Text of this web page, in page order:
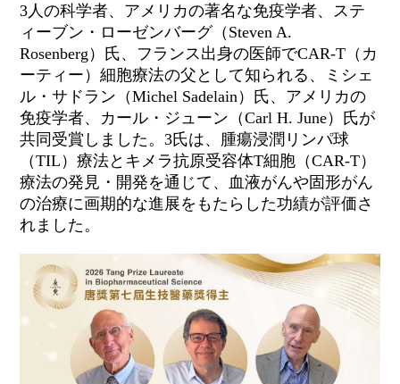
3人の科学者、アメリカの著名な免疫学者、ステ
ィーブン・ローゼンバーグ（ Steven A.
Rosenberg ）氏、フランス出身の医師でCAR-T （カ
ーティー）細胞療法の父として知られる、ミシェ
ル・サドラン（Michel Sadelain）氏、アメリカの
免疫学者、カール・ジューン（Carl H. June）氏が
共同受賞しました。3氏は、腫瘍浸潤リンパ球
（TIL ）療法とキメラ抗原受容体T細胞（CAR-T）
療法の発見・開発を通じて、血液がんや固形がん
の治療に画期的な進展をもたらした功績が評価さ
れました。